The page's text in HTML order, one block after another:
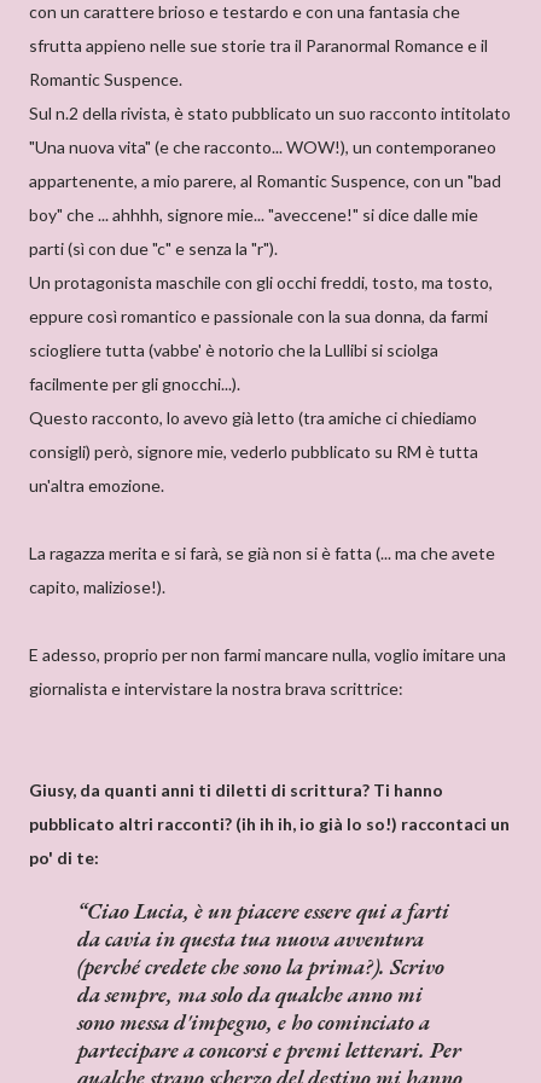
con un carattere brioso e testardo e con una fantasia che
sfrutta appieno nelle sue storie tra il Paranormal Romance e il
Romantic Suspence.
Sul n.2 della rivista, è stato pubblicato un suo racconto intitolato
"Una nuova vita" (e che racconto... WOW!), un contemporaneo
appartenente, a mio parere, al Romantic Suspence, con un "bad
boy" che ... ahhhh, signore mie... "aveccene!" si dice dalle mie
parti (sì con due "c" e senza la "r").
Un protagonista maschile con gli occhi freddi, tosto, ma tosto,
eppure così romantico e passionale con la sua donna, da farmi
sciogliere tutta (vabbe' è notorio che la Lullibi si sciolga
facilmente per gli gnocchi...).
Questo racconto, lo avevo già letto (tra amiche ci chiediamo
consigli) però, signore mie, vederlo pubblicato su RM è tutta
un'altra emozione.
La ragazza merita e si farà, se già non si è fatta (... ma che avete
capito, maliziose!).
E adesso, proprio per non farmi mancare nulla, voglio imitare una
giornalista e intervistare la nostra brava scrittrice:
Giusy, da quanti anni ti diletti di scrittura? Ti hanno
pubblicato altri racconti? (ih ih ih, io già lo so!) raccontaci un
po' di te:
Ciao Lucia, è un piacere essere qui a farti
da cavia in questa tua nuova avventura
(perché credete che sono la prima?). Scrivo
da sempre, ma solo da qualche anno mi
sono messa d'impegno, e ho cominciato a
partecipare a concorsi e premi letterari. Per